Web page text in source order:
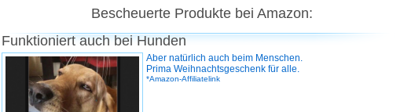
Bescheuerte Produkte bei Amazon:
Funktioniert auch bei Hunden
Aber natürlich auch beim Menschen.
Prima Weihnachtsgeschenk für alle.
*Amazon-Affiliatelink